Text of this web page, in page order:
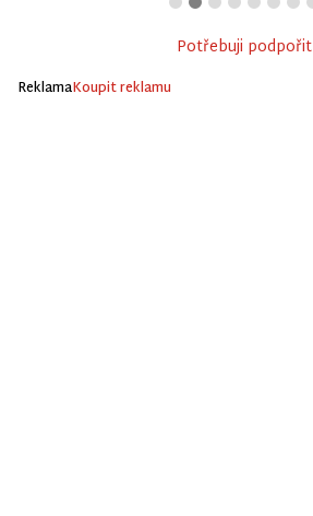
Potřebuji podpořit
ReklamaKoupit reklamu